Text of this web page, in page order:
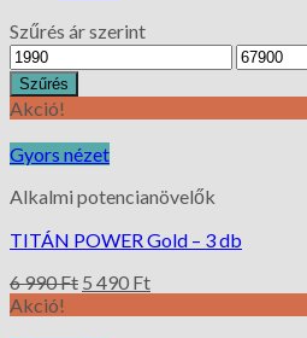
Szűrés ár szerint
Szűrés
Akció!
Gyors nézet
Alkalmi potencianövelők
TITÁN POWER Gold – 3 db
6 990Ft 5 490 Ft
Akció!